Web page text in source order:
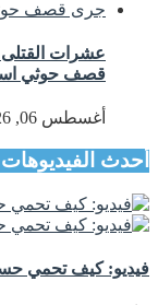
عشرات
قصف حوثي
أغسطس 06, 2026
أحدث الفيديوهات
فيديو: كيف تحمي